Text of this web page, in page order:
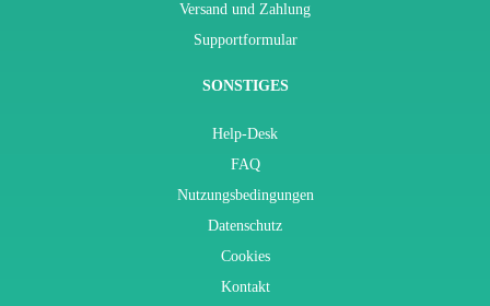
Versand und Zahlung
Supportformular
SONSTIGES
Help-Desk
FAQ
Nutzungsbedingungen
Datenschutz
Cookies
Kontakt